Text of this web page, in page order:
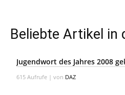
Beliebte Artikel in
Jugendwort des Jahres 2008
615 Aufrufe | von DAZ